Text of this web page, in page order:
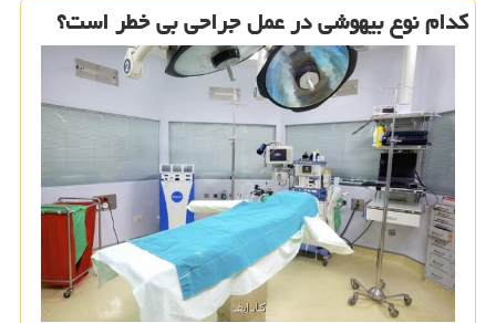
کدام نوع بیهوشی در عمل جراحی بی خطر است؟